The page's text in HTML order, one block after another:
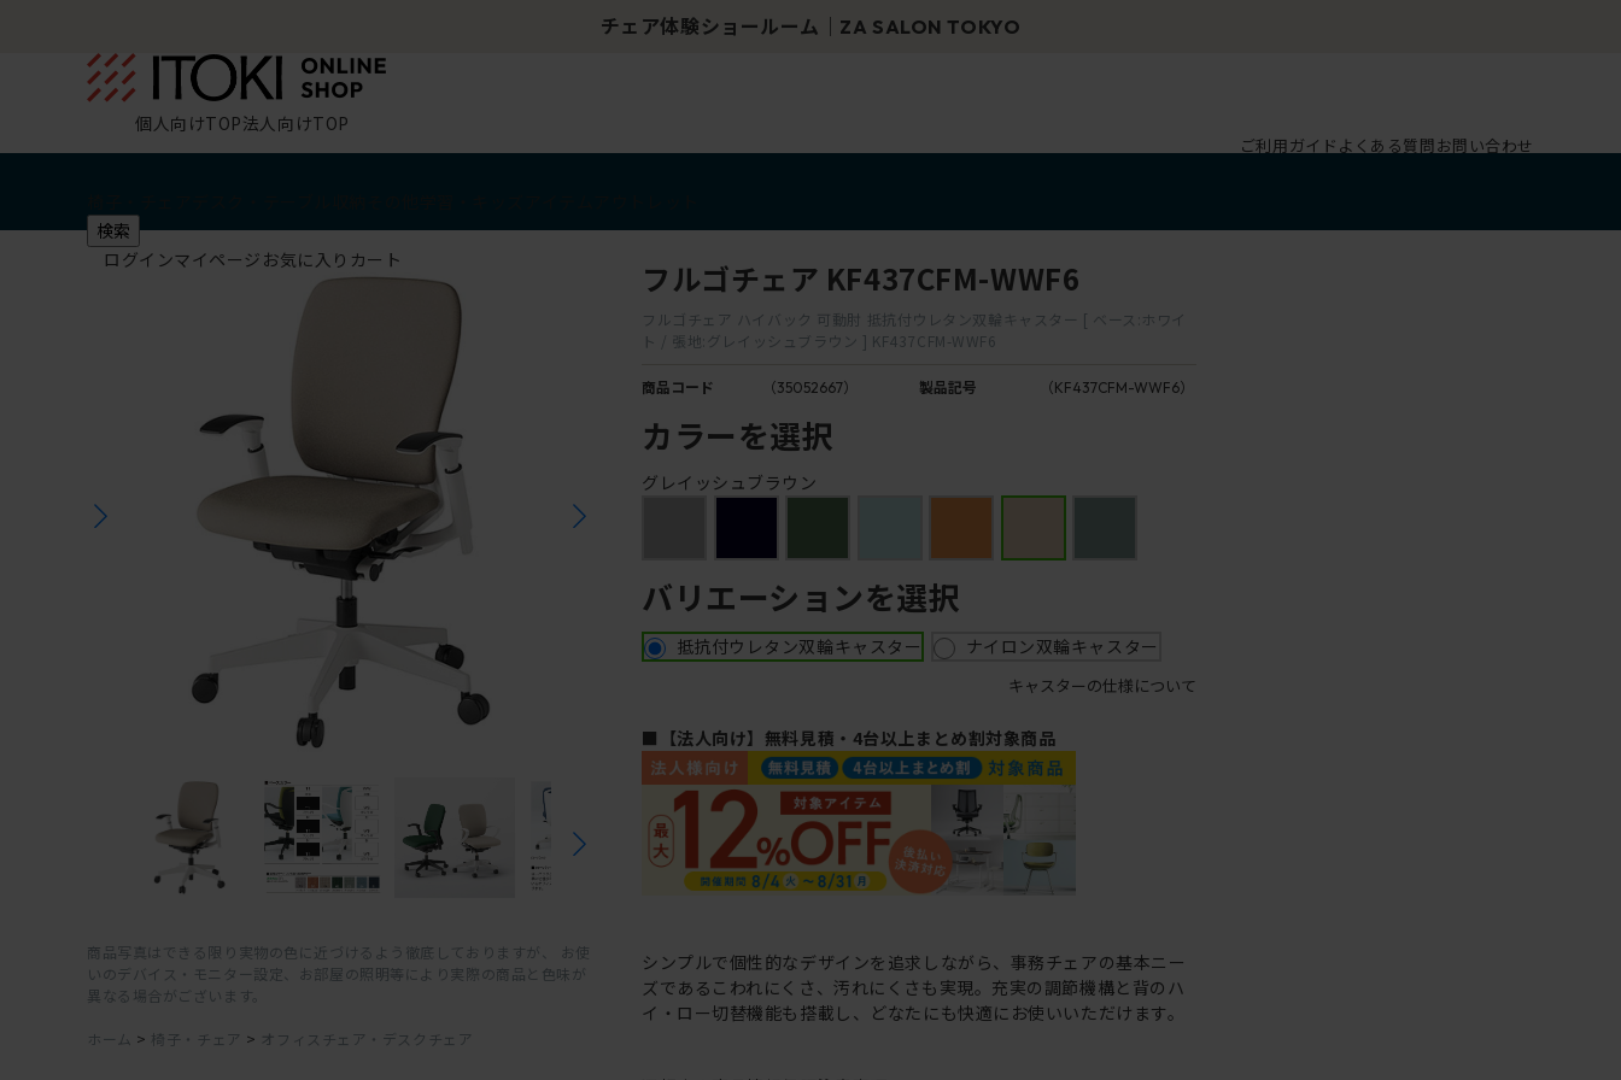
青山で人気チェアを体験｜SHIGA・vertebra03試座会
個人向けTOP法人向けTOP
ご利用ガイド よくある質問お問い合わせ
検索
ログインマイページ お気に入り カート
商品写真はできる限り実物の色に近づけるよう徹底しておりますが、 お使
いのデバイス・モニター設定、お部屋の照明等により実際の商品と色味が
異なる場合がございます。
ホーム > 椅子・チェア > オフィスチェア・デスクチェア
フルゴチェア KF437CFM-WWF6
フルゴチェア ハイバック 可動肘 抵抗付ウレタン双輪キャスター [ ベース:ホワイ
ト / 張地:グレイッシュブラウン ] KF437CFM-WWF6
商品コード （35052667） 製品記号 （KF437CFM-WWF6）
カラーを選択
グレイッシュブラウン
バリエーションを選択
抵抗付ウレタン双輪キャスター ナイロン双輪キャスター
キャスターの仕様について
■【法人向け】無料見積・4台以上まとめ割対象商品
シンプルで個性的なデザインを追求しながら、事務チェアの基本ニー
ズであるこわれにくさ、汚れにくさも実現。充実の調節機構と背のハ
イ・ロー切替機能も搭載し、どなたにも快適にお使いいただけます。